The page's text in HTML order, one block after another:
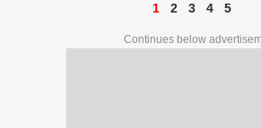
1 2 3 4 5
Continues below